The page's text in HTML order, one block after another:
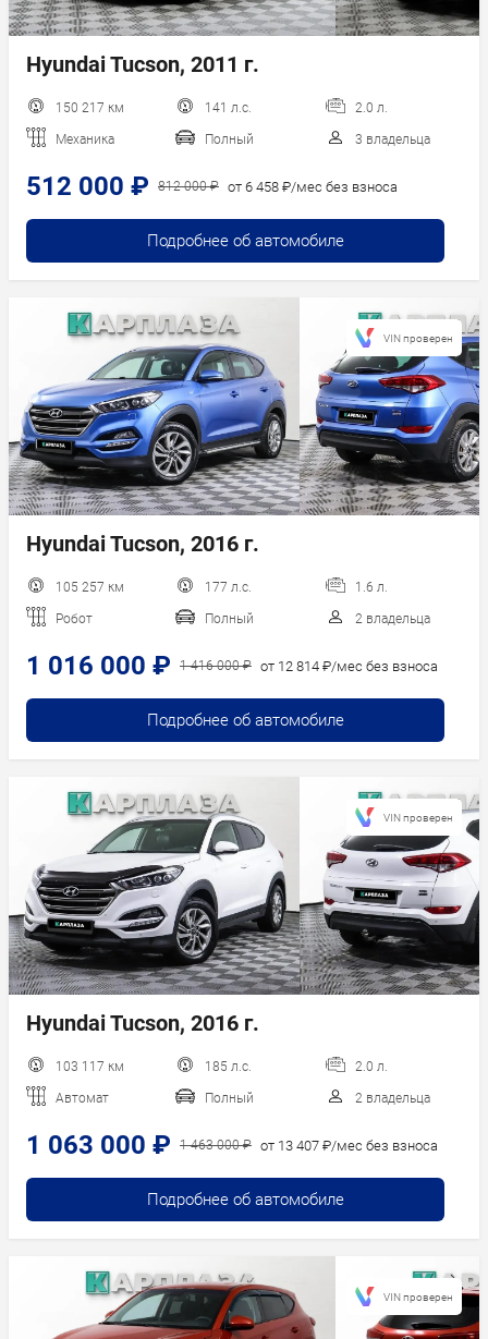
Hyundai Tucson, 2011 г.
150 217 км 141 л.с. 2.0 л.
Механика Полный 3 владельца
512 000 ₽ 812 000 ₽ от 6 458 ₽/мес без взноса
Подробнее об автомобиле
Hyundai Tucson, 2016 г.
105 257 км 177 л.с. 1.6 л.
Робот Полный 2 владельца
1 016 000 ₽ 1 416 000 ₽ от 12 814 ₽/мес без взноса
Подробнее об автомобиле
VIN проверен
Hyundai Tucson, 2016 г.
103 117 км 185 л.с. 2.0 л.
Автомат Полный 2 владельца
1 063 000 ₽ 1 463 000 ₽ от 13 407 ₽/мес без взноса
Подробнее об автомобиле
VIN проверен
VIN проверен